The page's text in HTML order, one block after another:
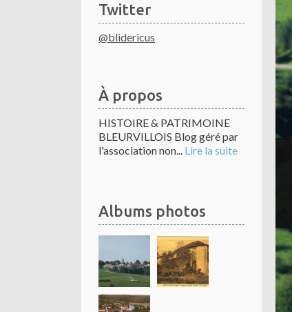
Twitter
@blidericus
À propos
HISTOIRE & PATRIMOINE
BLEURVILLOIS Blog géré par
l'association non... Lire la suite
Albums photos